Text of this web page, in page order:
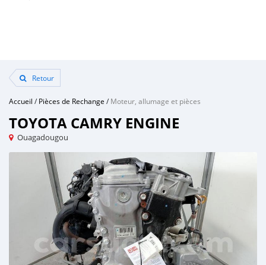
Retour
Accueil /Pièces de Rechange /Moteur, allumage et pièces
TOYOTA CAMRY ENGINE
Ouagadougou